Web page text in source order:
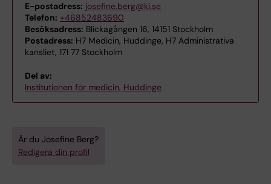
E-postadress: josefine.berg@ki.se
Telefon: +46852483690
Besöksadress: Blickagången 16, 14151 Stockholm
Postadress: H7 Medicin, Huddinge, H7 Administrativa
kansliet, 171 77 Stockholm
Del av:
Institutionen för medicin, Huddinge
Är du Josefine Berg?
Redigera din profil